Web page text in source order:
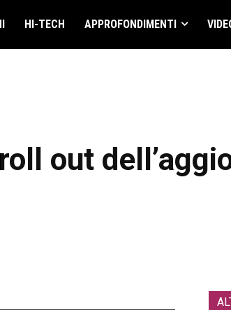
HI-TECH APPROFONDIMENTI
out